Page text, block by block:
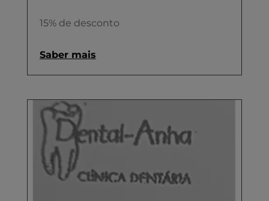
15% de desconto
Saber mais